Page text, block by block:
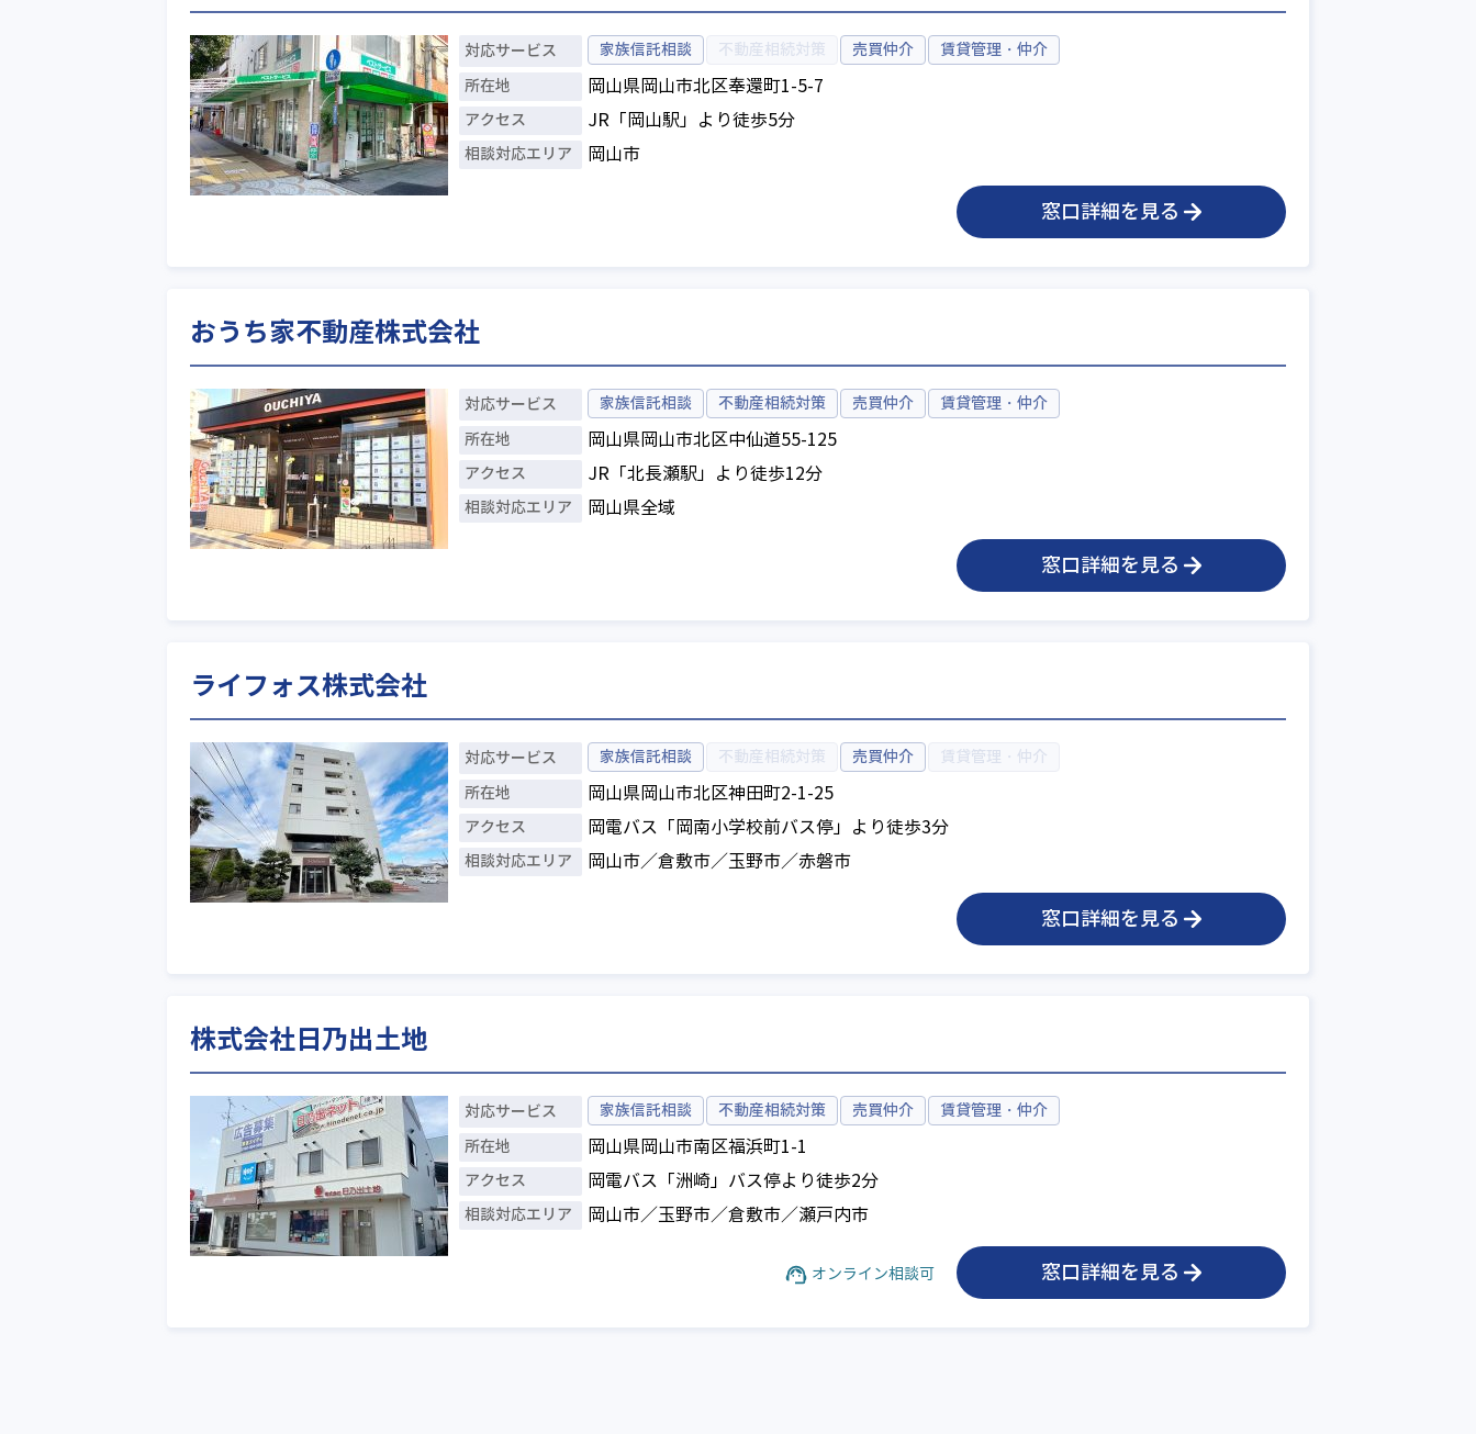
対応サービス 家族信託相談 不動産相続対策 売買仲介
賃貸管理・仲介
所在地
岡山県岡山市北区奉還町1-5-7
アクセス JR「岡山駅」より徒歩5分
相談対応エリア 岡山市
窓口詳細を見る
おうち家不動産株式会社
対応サービス 家族信託相談 不動産相続対策 売買仲介
賃貸管理・仲介
所在地
岡山県岡山市北区中仙道55-125
アクセス JR「北長瀬駅」より徒歩12分
相談対応エリア 岡山県全域
窓口詳細を見る
ライフォス株式会社
対応サービス 家族信託相談 不動産相続対策 売買仲介
賃貸管理・仲介
所在地
岡山県岡山市北区神田町2-1-25
アクセス 岡電バス「岡南小学校前バス停」より徒歩3分
相談対応エリア 岡山市／倉敷市／玉野市／赤磐市
窓口詳細を見る
株式会社日乃出土地
対応サービス 家族信託相談 不動産相続対策 売買仲介
賃貸管理・仲介
所在地
岡山県岡山市南区福浜町1-1
アクセス 岡電バス「洲崎」バス停より徒歩2分
相談対応エリア 岡山市／玉野市／倉敷市／瀬戸内市
オンライン相談可 窓口詳細を見る